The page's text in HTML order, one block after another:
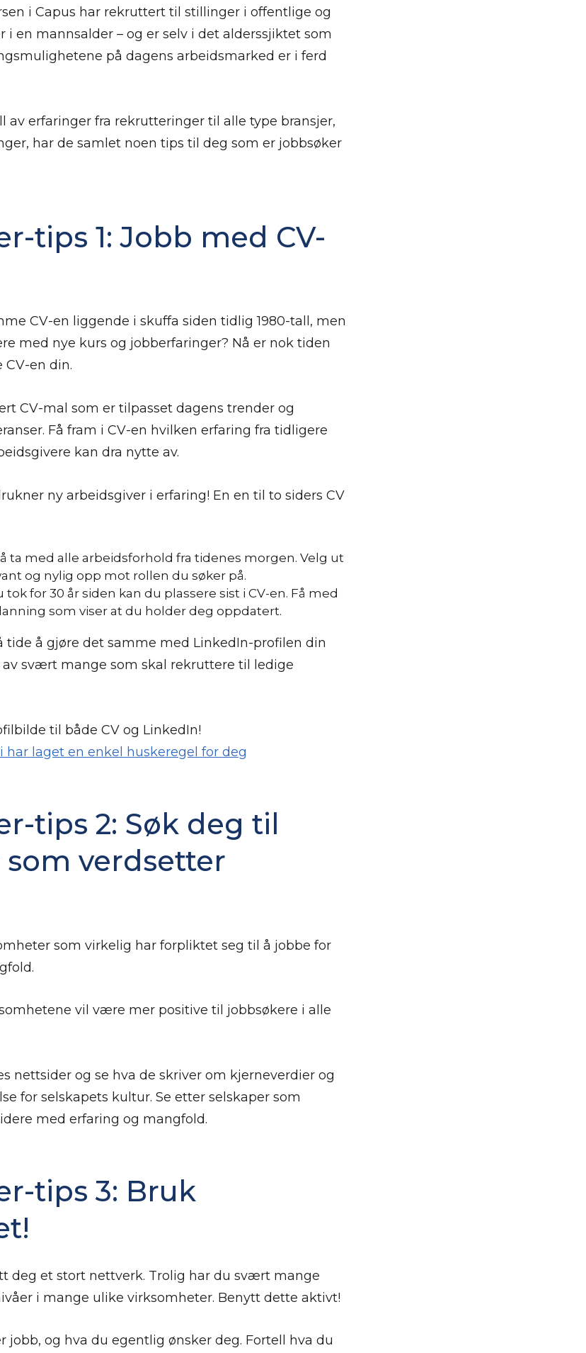
i Capus har rekruttert til stillinger i offentlige og
i en mannsalder – og er selv i det alderssjiktet som
på dagens arbeidsmarked er i ferd
av erfaringer fra rekrutteringer til alle type bransjer,
har de samlet noen tips til deg som er jobbsøker
tips 1: Jobb med CV-
CV-en liggende i skuffa siden tidlig 1980-tall, men
med nye kurs og jobberfaringer? Nå er nok tiden
CV-en din.
CV-mal som er tilpasset dagens trender og
Få fram i CV-en hvilken erfaring fra tidligere
kan dra nytte av.
ny arbeidsgiver i erfaring! En en til to siders CV
ta med alle arbeidsforhold fra tidenes morgen. Velg ut
og nylig opp mot rollen du søker på.
for 30 år siden kan du plassere sist i CV-en. Få med
som viser at du holder deg oppdatert.
tide å gjøre det samme med LinkedIn-profilen din
av svært mange som skal rekruttere til ledige
til både CV og LinkedIn!
har laget en enkel huskeregel for deg
tips 2: Søk deg til
verdsetter
som virkelig har forpliktet seg til å jobbe for
vil være mer positive til jobbsøkere i alle
nettsider og se hva de skriver om kjerneverdier og
for selskapets kultur. Se etter selskaper som
med erfaring og mangfold.
tips 3: Bruk
deg et stort nettverk. Trolig har du svært mange
i mange ulike virksomheter. Benytt dette aktivt!
jobb, og hva du egentlig ønsker deg. Fortell hva du